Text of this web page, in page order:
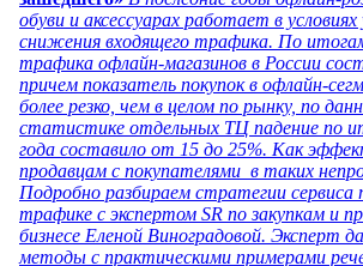
обуви и аксессуарах работает в
снижения входящего трафика. По
трафика офлайн-магазинов в России
причем показатель покупок в офлайн-
более резко, чем в целом по рынку, по
статистике отдельных ТЦ падение по
года составило от 15 до 25%. Как
продавцам с покупателями в таких
Подробно разбираем стратегии сервиса
трафике с экспертом SR по закупкам и
бизнесе Еленой Виноградовой. Эксперт
методы с практическими примерами